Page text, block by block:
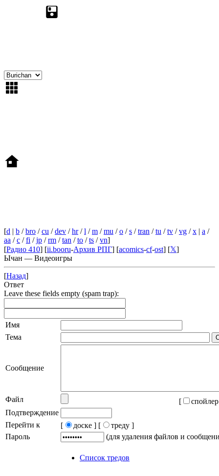
[d | b /bro /cu /dev /hr/l /m /mu /o /s /tran /tu /tv /vg /x | a /
aa /c /fi /jp /rm /tan /to /ts /vn]
[Радио 410] [ii.booru-Архив РПГ] [acomics-cf-ost] [𝕏]
Ычан — Видеоигры
[Назад]
Ответ
Leave these fields empty (spam trap):
Имя
Тема
Сообщение
Файл [
Подтверждение
Перейти к
[ доске ] [
треду ]
Пароль
(для удаления файлов и
Список тредов